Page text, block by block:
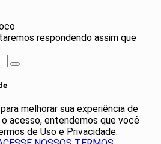
respondendo assim que
melhorar sua experiência de
acesso, entendemos que você
de Uso e Privacidade.